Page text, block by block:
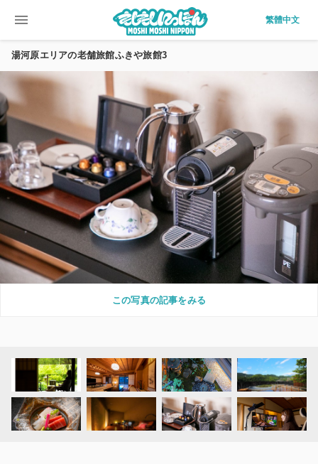
menu 繁體中文
湯河原エリアの老舗旅館ふきや旅館3
この写真の記事をみる